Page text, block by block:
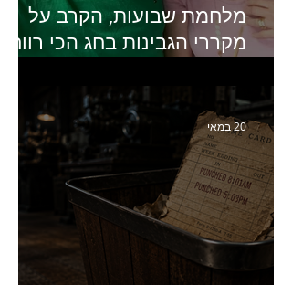
מלחמת שבועות, הקרב על
מקררי הגבינות בחג הכי רווחי
סמנכ״לית השיווק והמכירות
של מחלבות גד
20 במאי